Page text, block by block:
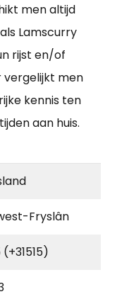
men altijd
Lamscurry
rijst en/of
vergelijkt men
kennis ten
aan huis.
Fryslân
(+31515)